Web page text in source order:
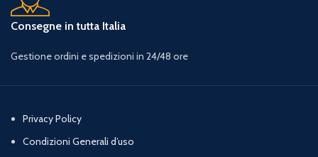
Consegne in tutta Italia
Gestione ordini e spedizioni in 24/48 ore
Privacy Policy
Condizioni Generali d’uso